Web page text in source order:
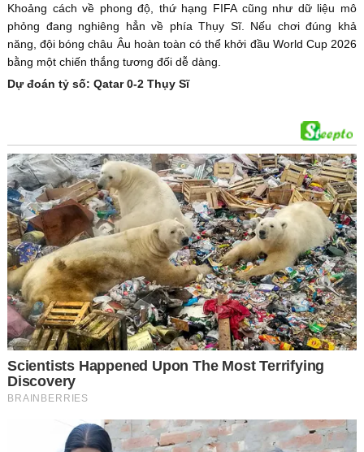
Khoảng cách về phong độ, thứ hạng FIFA cũng như dữ liệu mô
phỏng đang nghiêng hẳn về phía Thụy Sĩ. Nếu chơi đúng khả
năng, đội bóng châu Âu hoàn toàn có thể khởi đầu World Cup 2026
bằng một chiến thắng tương đối dễ dàng.
Dự đoán tỷ số: Qatar 0-2 Thụy Sĩ